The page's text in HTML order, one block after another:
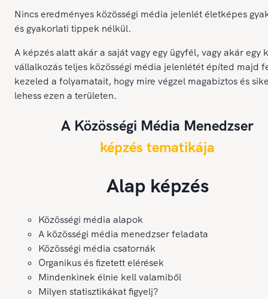
Nincs eredményes közösségi média jelenlét életképes
és gyakorlati tippek nélkül.
A képzés alatt akár a saját vagy egy ügyfél, vagy akár egy
vállalkozás teljes közösségi média jelenlétét építed majd
kezeled a folyamatait, hogy mire végzel magabiztos és
lehess ezen a területen.
A Közösségi Média Menedzser
képzés tematikája
Alap képzés
Közösségi média alapok
A közösségi média menedzser feladata
Közösségi média csatornák
Organikus és fizetett elérések
Mindenkinek élnie kell valamiből
Milyen statisztikákat figyelj?